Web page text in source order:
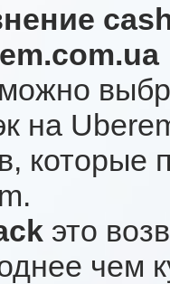
можно
на
которые
это
чем